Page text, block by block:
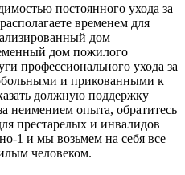
постоянного ухода за
временем для
дом
дом пожилого
профессионального ухода за
и прикованными к
должную поддержку
неимением опыта, обратитесь
престарелых и инвалидов
1 и мы возьмем на себя все
человеком.